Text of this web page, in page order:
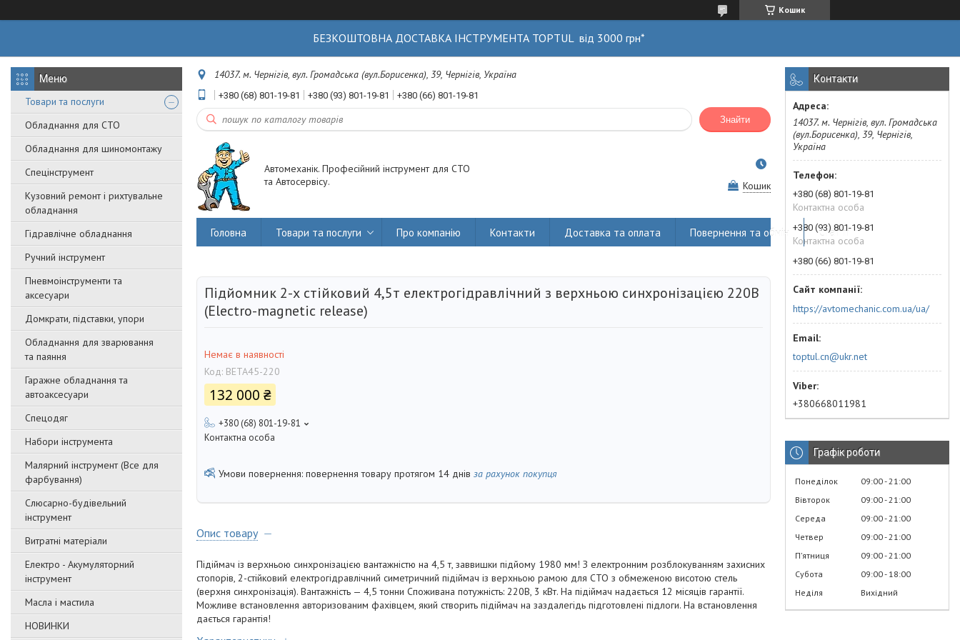
Кошик
БЕЗКОШТОВНА ДОСТАВКА ІНСТРУМЕНТА TOPTUL від 3000 грн*
Товари та послуги
Обладнання для СТО
Обладнання для шиномонтажу
Спецінструмент
Кузовний ремонт і рихтувальне
обладнання
Гідравлічне обладнання
Ручний інструмент
Пневмоінструменти та
аксесуари
Домкрати, підставки, упори
Обладнання для зварювання
та паяння
Гаражне обладнання та
автоаксесуари
Спецодяг
Набори інструмента
Малярний інструмент (Все для
фарбування)
Слюсарно-будівельний
інструмент
Витратні матеріали
Електро - Акумуляторний
інструмент
Масла і мастила
НОВИНКИ
14037. м. Чернігів, вул. Громадська (вул.Борисенка), 39, Чернігів, Україна
+380 (68) 801-19-81 +380 (93) 801-19-81 +380 (66) 801-19-81
Знайти
Автомеханік. Професійний інструмент для СТО
та Автосервісу.
Кошик
Головна Товари та послуги Про компанію Контакти Доставка та оплата Повернення та обмін Статті
Підйомник 2-х стійковий 4,5т електрогідравлічний з верхньою синхронізацією 220В
(Electro-magnetic release)
Немає в наявності
Код: BETA45-220
132 000 ₴
+380 (68) 801-19-81
Контактна особа
повернення товару протягом 14 днів за рахунок покупця
Опис товару
Підіймач із верхньою синхронізацією вантажністю на 4,5 т, заввишки підйому 1980 мм! З електронним розблокуванням захисних
стопорів, 2-стійковий електрогідравлічний симетричний підіймач із верхньою рамою для СТО з обмеженою висотою стель
(верхня синхронізація). Вантажність — 4,5 тонни Споживана потужність: 220B, 3 кВт. На підіймач надається 12 місяців гарантії.
Можливе встановлення авторизованим фахівцем, який створить підіймач на заздалегідь підготовлені підлоги. На встановлення
дається гарантія!
Контакти
14037. м. Чернігів, вул. Громадська
(вул.Борисенка), 39, Чернігів,
Україна
+380 (68) 801-19-81
Контактна особа
+380 (93) 801-19-81
Контактна особа
+380 (66) 801-19-81
https://avtomechanic.com.ua/ua/
toptul.cn@ukr.net
+380668011981
Графік роботи
Понеділок 09:00 21:00
Вівторок
09:00 21:00
Середа
09:00 21:00
Четвер
09:00 21:00
Пʼятниця
09:00 21:00
Субота
09:00 18:00
Неділя
Вихідний